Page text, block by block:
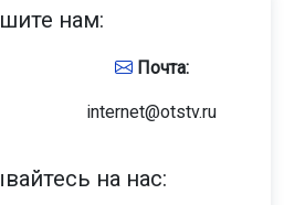
нам:
Почта:
internet@otstv.ru
на нас: